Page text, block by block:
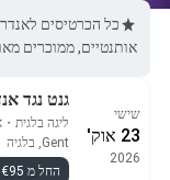
אותנטיים, ממוכרים
שישי
23 אוק'
2026
גנט נגד
ליגה בלגית ・
Gent, בלגיה
החל מ €95